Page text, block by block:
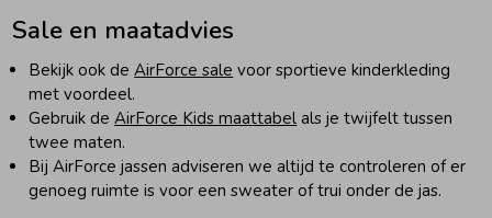
Sale en maatadvies
Bekijk ook deAirForce sale voor sportieve kinderkleding
met voordeel.
Gebruik deAirForce Kids maattabel als je twijfelt tussen
twee maten.
Bij AirForce jassen adviseren we altijd te controleren of er
genoeg ruimte is voor een sweater of trui onder de jas.